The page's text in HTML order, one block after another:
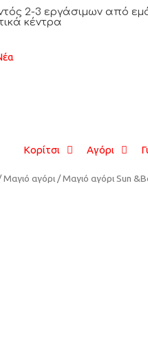
2-3 εργάσιμων από
κέντρα
Κορίτσι Αγόρι
Μαγιό αγόρι / Μαγιό αγόρι Sun